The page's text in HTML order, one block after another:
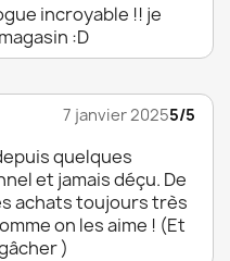
incroyable !! je
:D
7 janvier 20255/5
quelques
et jamais déçu. De
achats toujours très
on les aime ! (Et
)